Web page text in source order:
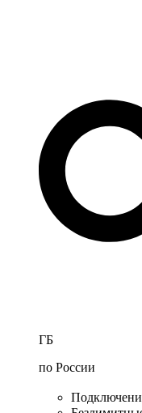
ГБ
по России